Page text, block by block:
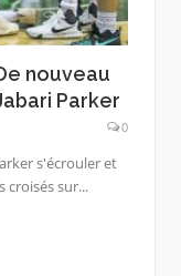
nouveau
Parker
0
s'écrouler et
croisés sur...